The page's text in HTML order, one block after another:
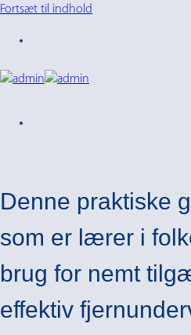
Fortsæt til indhold
Denne praktiske
som er lærer i
brug for nemt
effektiv